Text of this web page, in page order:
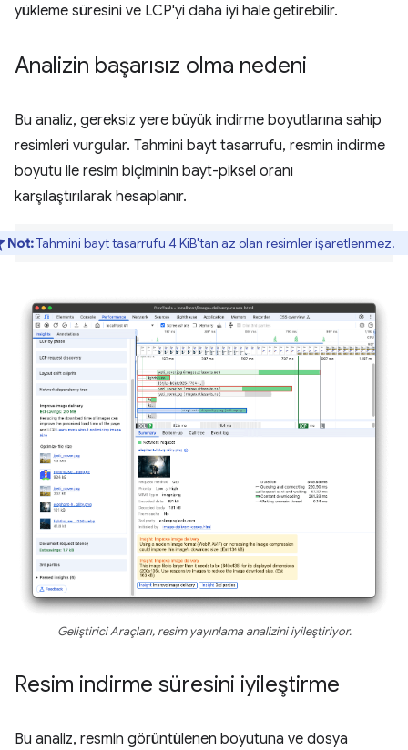
yükleme süresini ve LCP'yi daha iyi hale getirebilir.
Analizin başarısız olma nedeni
Bu analiz, gereksiz yere büyük indirme boyutlarına sahip
resimleri vurgular. Tahmini bayt tasarrufu, resmin indirme
boyutu ile resim biçiminin bayt-piksel oranı
karşılaştırılarak hesaplanır.
Not:Tahmini bayt tasarrufu 4 KiB'tan az olan resimler işaretlenmez.
Geliştirici Araçları, resim yayınlama analizini iyileştiriyor.
Resim indirme süresini iyileştirme
Bu analiz, resmin görüntülenen boyutuna ve dosya